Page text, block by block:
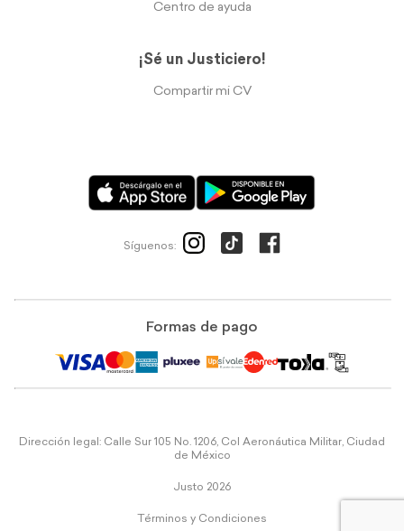
Centro de ayuda
¡Sé un Justiciero!
Compartir mi CV
Síguenos:
Formas de pago
Dirección legal: Calle Sur 105 No. 1206, Col Aeronáutica Militar, Ciudad
de México
Justo 2026
Términos y Condiciones